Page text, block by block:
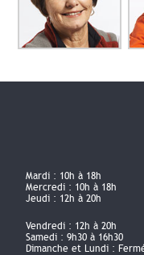
Mardi : 10h à 18h
Mercredi : 10h à 18h
Jeudi : 12h à 20h
Vendredi : 12h à 20h
Samedi :9h30 à 16h30
Dimanche et Lundi :